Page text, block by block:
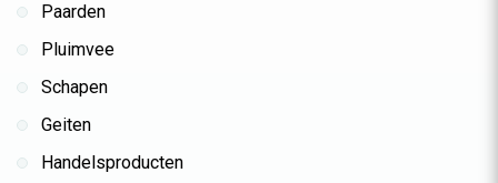
Paarden
Pluimvee
Schapen
Geiten
Handelsproducten